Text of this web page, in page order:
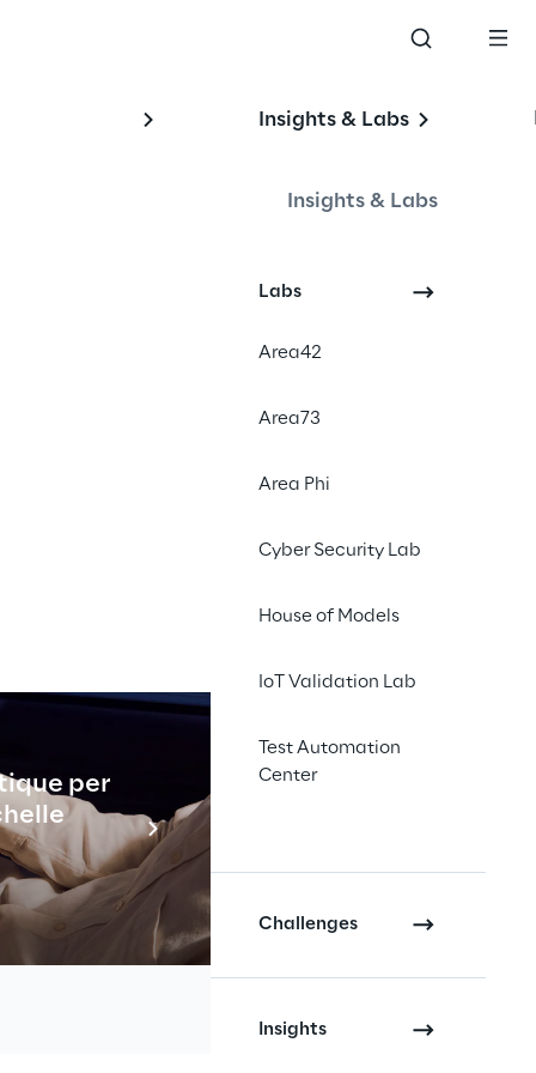
per
Insights & Labs
Insights & Labs
Labs
Area42
Area73
Area Phi
Cyber Security Lab
House of Models
IoT Validation Lab
Test Automation
Center
Challenges
Insights
avec
des solutions
sont capables
la distraction, la
solutions sont